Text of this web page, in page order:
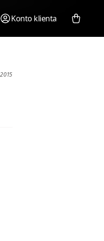
Konto klienta